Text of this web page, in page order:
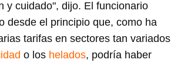
y cuidado", dijo. El funcionario
desde el principio que, como ha
tarifas en sectores tan variados
o los helados, podría haber